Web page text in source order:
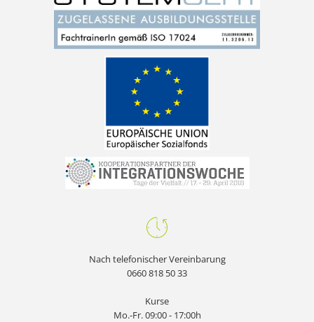
Nach telefonischer Vereinbarung
0660 818 50 33
Kurse
Mo.-Fr. 09:00 - 17:00h